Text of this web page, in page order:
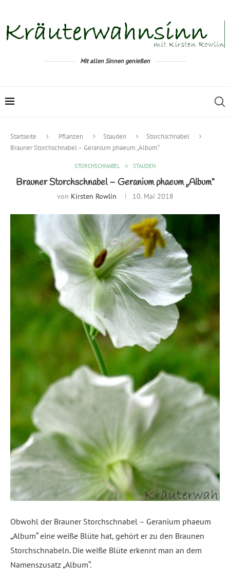
Mit allen Sinnen genießen
Startseite Pflanzen Stauden
Storchschnabel
Brauner Storchschnabel – Geranium phaeum „Album“
STORCHSCHNABEL STAUDEN
Brauner Storchschnabel – Geranium phaeum „Album“
von Kirsten Rowlin 10. Mai 2018
Obwohl der Brauner Storchschnabel – Geranium phaeum
„Album“ eine weiße Blüte hat, gehört er zu den Braunen
Storchschnabeln. Die weiße Blüte erkennt man an dem
Namenszusatz „Album“.